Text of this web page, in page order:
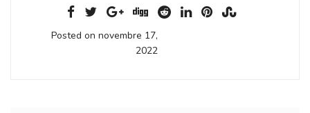
Posted on novembre 17,
2022